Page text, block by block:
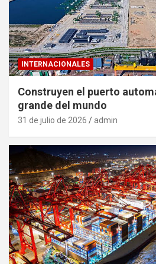
INTERNACIONALES
Construyen el puerto
grande del mundo
31 de julio de 2026 admin